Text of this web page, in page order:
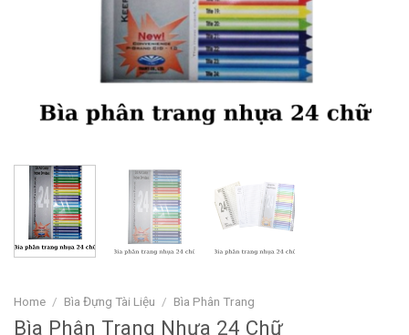
Home / Bìa Đựng Tài Liệu / Bìa Phân Trang
Bìa Phân Trang Nhựa 24 Chữ